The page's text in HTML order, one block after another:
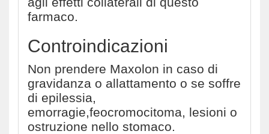
farmaco.
Controindicazioni
Non prendere Maxolon in caso di
gravidanza o allattamento o se soffre
di epilessia,
emorragie,feocromocitoma, lesioni o
ostruzione nello stomaco.